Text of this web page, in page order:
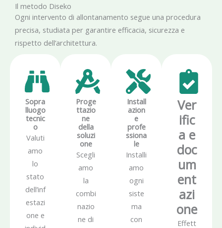
Il metodo Diseko
Ogni intervento di allontanamento segue una procedura
precisa, studiata per garantire efficacia, sicurezza e
rispetto dell’architettura.
Sopra
lluogo
tecnic
o
Valuti
amo
lo
stato
dell’inf
estazi
one e
Proge
ttazio
ne
della
soluzi
one
Scegli
amo
la
combi
nazio
ne di
Install
azion
e
profe
ssiona
le
Installi
amo
ogni
siste
ma
con
Ver
ific
a e
doc
um
ent
azi
one
Effett